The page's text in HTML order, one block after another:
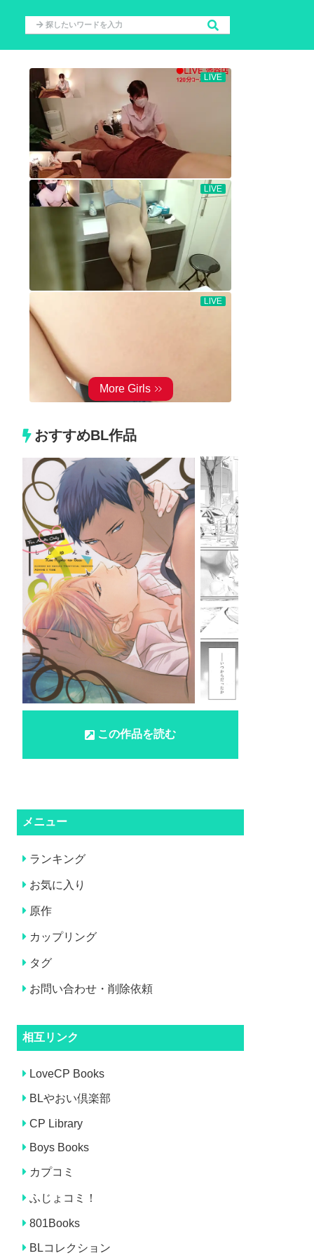
おすすめBL作品
この作品を読む
メニュー
ランキング
お気に入り
原作
カップリング
タグ
お問い合わせ・削除依頼
相互リンク
LoveCP Books
BLやおい倶楽部
CP Library
Boys Books
カプコミ
ふじょコミ！
801Books
BLコレクション